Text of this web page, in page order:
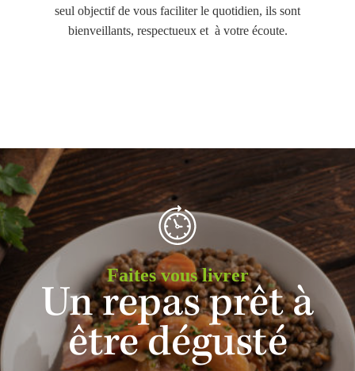
seul objectif de vous faciliter le quotidien, ils sont
bienveillants, respectueux et à votre écoute.
Faites vous livrer
Un repas prêt à
être dégusté